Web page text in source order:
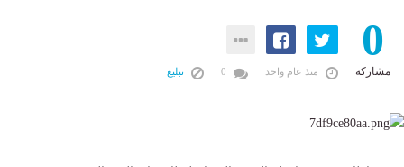
0
مشاركة منذ عام واحد تبليغ